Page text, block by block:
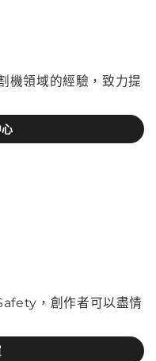
機領域的經驗，致力提
，創作者可以盡情